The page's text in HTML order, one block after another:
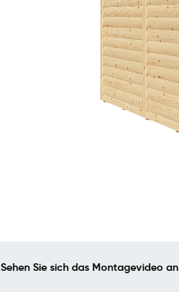
Sehen Sie sich das Montagevideo an